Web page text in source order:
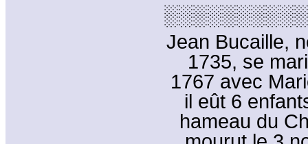
Jean Bucaille,
1735, se
1767 avec
il eût 6
hameau du